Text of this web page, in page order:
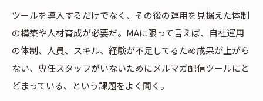
ツールを導入するだけでなく、その後の運用を見据えた体制
の構築や人材育成が必要だ。MAに限って言えば、自社運用
の体制、人員、スキル、経験が不足してるため成果が上がら
ない、専任スタッフがいないためにメルマガ配信ツールにと
どまっている、という課題をよく聞く。